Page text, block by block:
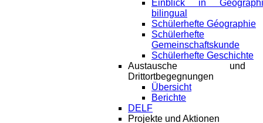
Einblick in
bilingual
Schülerhefte Géographie
Schülerhefte
Gemeinschaftskunde
Schülerhefte Geschichte
Austausche und
Drittortbegegnungen
Übersicht
Berichte
DELF
Projekte und Aktionen